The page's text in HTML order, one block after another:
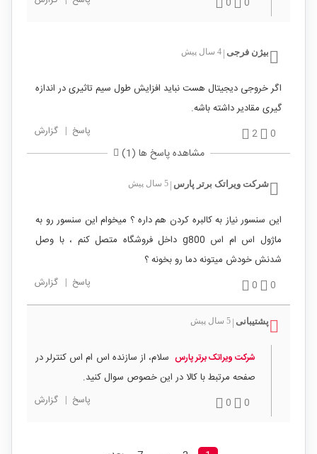
0
0
بیژن فرجی 4 سال پیش
اگر خروجی دیجیتال هست نباید افزایش طول سیم تاثیری در اندازه
گیری مقادیر داشته باشه.
0
2 پاسخ | گزارش
مشاهده پاسخ ها (1)
شرکت ویراتک برتر پارس 5 سال پیش
این سنسور نیاز به کالبره کردن هم داره ؟ میخوام این سنسور رو به
ماژول اس ام اس g800 داخل فروشگاه متصل کنم ، با وصل
شدنش خودش میتونه دما رو بخونه ؟
0
0 پاسخ | گزارش
پشتیبانی 5 سال پیش
شرکت ویراتک برتر پارس سلام، از سازنده اس ام اس کنترلر در
صفحه مرتبط با کالا در این خصوص سوال کنید.
0
0 پاسخ | گزارش